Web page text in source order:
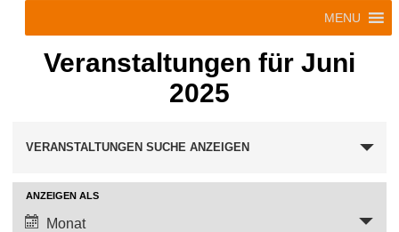
MENU
Veranstaltungen für Juni
2025
Such-
und
Ansichtennavigation
VERANSTALTUNGEN SUCHE ANZEIGEN
Veranstaltung
Ansichtennavigation
ANZEIGEN ALS
Monat